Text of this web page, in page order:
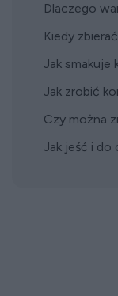
Dlaczego
Kiedy
Jak smakuje
Jak zrobić
Czy można
Jak jeść i